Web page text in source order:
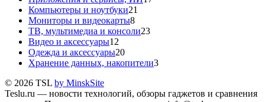
Компьютеры и ноутбуки21
Мониторы и видеокарты8
ТВ, мультимедиа и консоли23
Видео и аксессуары12
Одежда и аксессуары20
Хранение данных, накопители3
© 2026 TSL by MinskSite
Teslu.ru — новости технологий, обзоры гаджетов и сравнения